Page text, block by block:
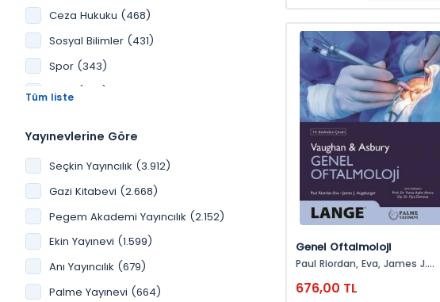
Ceza Hukuku (468)
Sosyal Bilimler (431)
Spor (343)
Tarih (265)
Akademik Kitap (237)
Sosyoloji (224)
Edebiyat (220)
İş Hukuku (212)
Muhasebe (183)
Akademik (167)
Hukuk (166)
Yayınevlerine Göre
Seçkin Yayıncılık (3.912)
Gazi Kitabevi (2.668)
Pegem Akademi Yayıncılık (2.152)
Ekin Yayınevi (1.599)
Anı Yayıncılık (679)
Palme Yayınevi (664)
Genel Oftalmoloji
Paul Riordan, Eva, James J.
676,00 TL